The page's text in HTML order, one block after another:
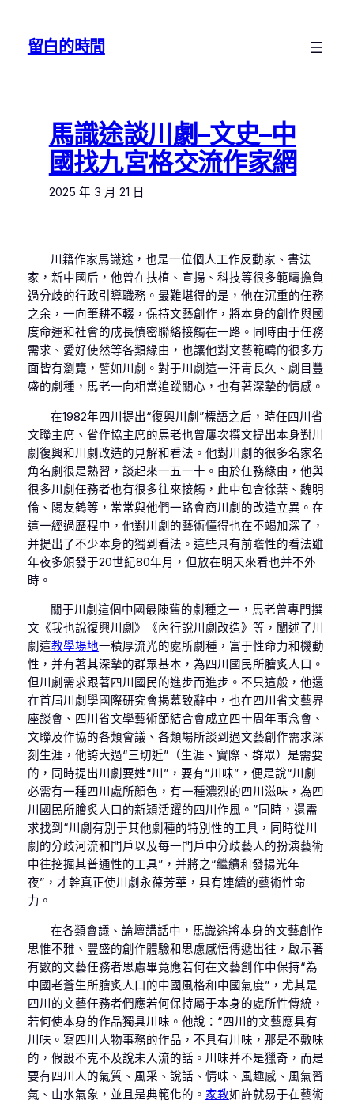
留白的時間
馬識途談川劇–文史–中
國找九宮格交流作家網
2025 年 3 月 21 日
川籍作家馬識途，也是一位個人工作反動家、書法
家，新中國后，他曾在扶植、宣揚、科技等很多範疇擔負
過分歧的行政引導職務。最難堪得的是，他在沉重的任務
之余，一向筆耕不輟，保持文藝創作，將本身的創作與國
度命運和社會的成長慎密聯絡接觸在一路。同時由于任務
需求、愛好使然等各類緣由，也讓他對文藝範疇的很多方
面皆有瀏覽，譬如川劇。對于川劇這一汗青長久、劇目豐
盛的劇種，馬老一向相當追蹤關心，也有著深摯的情感。
在1982年四川提出“復興川劇”標語之后，時任四川省
文聯主席、省作協主席的馬老也曾屢次撰文提出本身對川
劇復興和川劇改造的見解和看法。他對川劇的很多名家名
角名劇很是熟習，談起來一五一十。由於任務緣由，他與
很多川劇任務者也有很多往來接觸，此中包含徐棻、魏明
倫、陽友鶴等，常常與他們一路會商川劇的改造立異。在
這一經過歷程中，他對川劇的藝術懂得也在不竭加深了，
并提出了不少本身的獨到看法。這些具有前瞻性的看法雖
年夜多頒發于20世紀80年月，但放在明天來看也并不外
時。
關于川劇這個中國最陳舊的劇種之一，馬老曾專門撰
文《我也說復興川劇》《內行說川劇改造》等，闡述了川
劇這教學場地一積厚流光的處所劇種，富于性命力和機動
性，并有著其深摯的群眾基本，為四川國民所膾炙人口。
但川劇需求跟著四川國民的進步而進步。不只這般，他還
在首屆川劇學國際研究會揭幕致辭中，也在四川省文藝界
座談會、四川省文學藝術節結合會成立四十周年事念會、
文聯及作協的各類會議、各類場所談到過文藝創作需求深
刻生涯，他誇大過“三切近”（生涯、實際、群眾）是需要
的，同時提出川劇要姓“川”，要有“川味”，便是說“川劇
必需有一種四川處所顏色，有一種濃烈的四川滋味，為四
川國民所膾炙人口的新穎活躍的四川作風。”同時，還需
求找到“川劇有別于其他劇種的特別性的工具，同時從川
劇的分歧河流和門戶以及每一門戶中分歧藝人的扮演藝術
中往挖掘其普通性的工具”，并將之“繼續和發揚光年
夜”，才幹真正使川劇永葆芳華，具有連續的藝術性命
力。
在各類會議、論壇講話中，馬識途將本身的文藝創作
思惟不雅、豐盛的創作體驗和思慮感悟傳遞出往，啟示著
有數的文藝任務者思慮畢竟應若何在文藝創作中保持“為
中國老蒼生所膾炙人口的中國風格和中國氣度”，尤其是
四川的文藝任務者們應若何保持屬于本身的處所性傳統，
若何使本身的作品獨具川味。他說：“四川的文藝應具有
川味。寫四川人物事務的作品，不具有川味，那是不敷味
的，假設不克不及說未入流的話。川味并不是獵奇，而是
要有四川人的氣質、風采、說話、情味、風趣感、風氣習
氣、山水氣象，並且是典範化的。 家教如許就易于在藝術